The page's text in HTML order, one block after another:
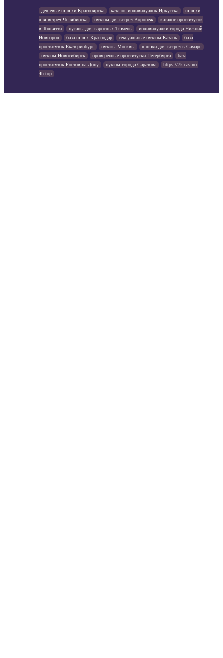
дешевые шлюхи Красноярска каталог индивидуалок Иркутска
шлюхи
для встреч Челябинска
путаны для встреч Воронеж
каталог проституток
в Тольятти
путаны для взрослых Тюмень
индивидуалки города Нижний
Новгород
база шлюх Краснодар сексуальные путаны Казань
база
проституток Екатеринбург
путаны Москвы
шлюхи для встреч в Самаре
путаны Новосибирск
проверенные проститутки Петербурга
база
проституток Ростов на Дону
путаны города Саратова
https://7k-casino-
4h.top